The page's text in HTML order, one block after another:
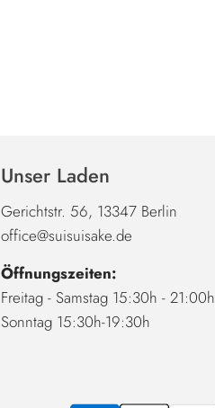
Unser Laden
Gerichtstr. 56, 13347 Berlin
office@suisuisake.de
Öffnungszeiten:
Freitag - Samstag 15:30h - 21:00h
Sonntag 15:30h-19:30h